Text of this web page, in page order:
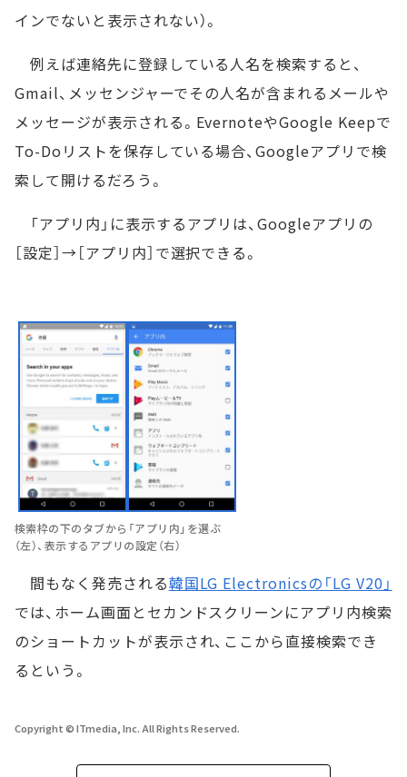
インでないと表示されない）。
例えば連絡先に登録している人名を検索すると、
Gmail、メッセンジャーでその人名が含まれるメールや
メッセージが表示される。EvernoteやGoogle Keepで
To-Doリストを保存している場合、Googleアプリで検
索して開けるだろう。
「アプリ内」に表示するアプリは、Googleアプリの
［設定］→［アプリ内］で選択できる。
検索枠の下のタブから「アプリ内」を選ぶ
（左）、表示するアプリの設定（右）
間もなく発売される韓国LG Electronicsの「LG V20」
では、ホーム画面とセカンドスクリーンにアプリ内検索
のショートカットが表示され、ここから直接検索でき
るという。
Copyright © ITmedia, Inc. All Rights Reserved.